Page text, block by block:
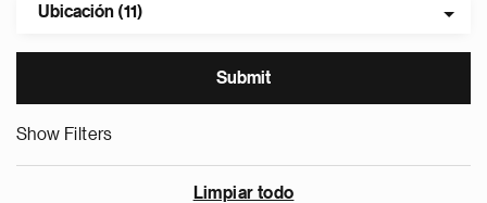
Ubicación (11)
Show Filters
Limpiar todo